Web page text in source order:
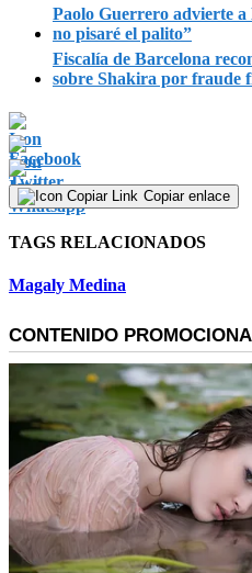
Paolo Guerrero advierte
no pisaré el palito”
Fiscalía de Barcelona
sobre Shakira por fraude
Copiar enlace
TAGS RELACIONADOS
Magaly Medina